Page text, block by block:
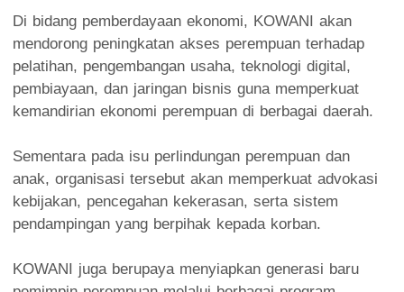
Di bidang pemberdayaan ekonomi, KOWANI akan
mendorong peningkatan akses perempuan terhadap
pelatihan, pengembangan usaha, teknologi digital,
pembiayaan, dan jaringan bisnis guna memperkuat
kemandirian ekonomi perempuan di berbagai daerah.
Sementara pada isu perlindungan perempuan dan
anak, organisasi tersebut akan memperkuat advokasi
kebijakan, pencegahan kekerasan, serta sistem
pendampingan yang berpihak kepada korban.
KOWANI juga berupaya menyiapkan generasi baru